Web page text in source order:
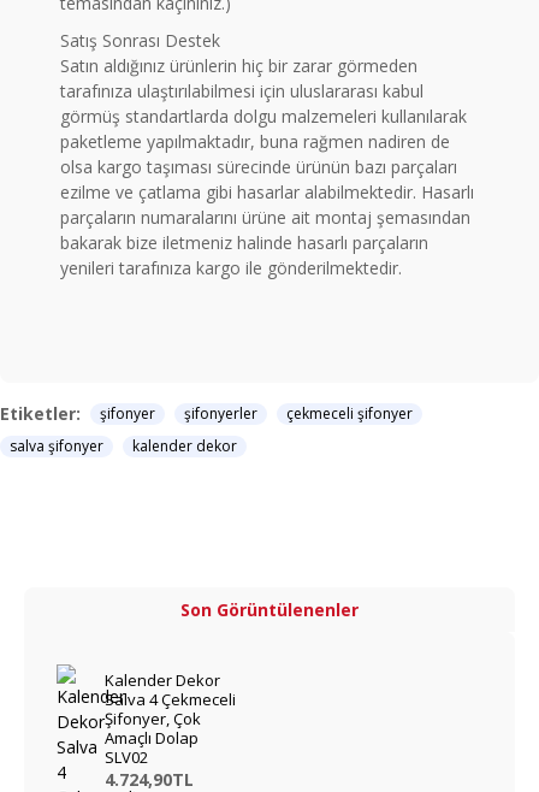
Satış Sonrası Destek
Satın aldığınız ürünlerin hiç bir zarar görmeden
tarafınıza ulaştırılabilmesi için uluslararası kabul
görmüş standartlarda dolgu malzemeleri kullanılarak
paketleme yapılmaktadır, buna rağmen nadiren de
olsa kargo taşıması sürecinde ürünün bazı parçaları
ezilme ve çatlama gibi hasarlar alabilmektedir. Hasarlı
parçaların numaralarını ürüne ait montaj şemasından
bakarak bize iletmeniz halinde hasarlı parçaların
yenileri tarafınıza kargo ile gönderilmektedir.
Etiketler: şifonyer şifonyerler
çekmeceli şifonyer
salva şifonyer
kalender dekor
Son Görüntülenenler
Kalender Dekor
Salva 4 Çekmeceli
Şifonyer, Çok
Amaçlı Dolap
SLV02
4.724,90TL